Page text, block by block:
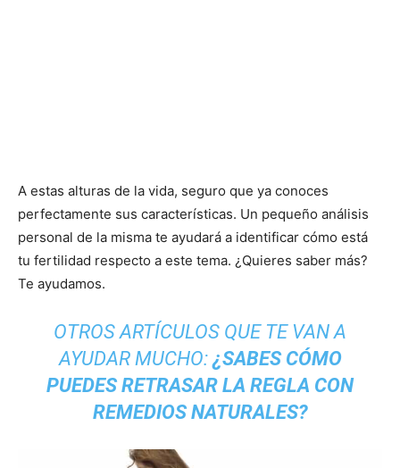
A estas alturas de la vida, seguro que ya conoces
perfectamente sus características. Un pequeño análisis
personal de la misma te ayudará a identificar cómo está
tu fertilidad respecto a este tema. ¿Quieres saber más?
Te ayudamos.
OTROS ARTÍCULOS QUE TE VAN A
AYUDAR MUCHO: ¿SABES CÓMO
PUEDES RETRASAR LA REGLA CON
REMEDIOS NATURALES?